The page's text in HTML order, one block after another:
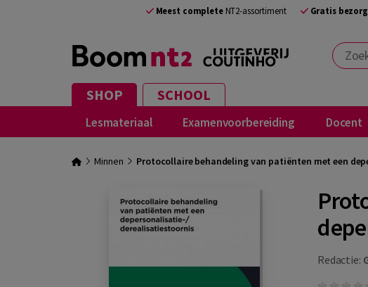
Meest completeNT2-assortiment Gratis
Zoek
SHOP SCHOOL
Lesmateriaal Examenvoorbereiding Docent
Minnen Protocollaire behandeling van patiënten met een
Redactie: